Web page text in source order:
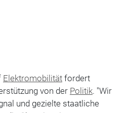
Elektromobilitätfordert
von der Politik. "Wir
und gezielte staatliche